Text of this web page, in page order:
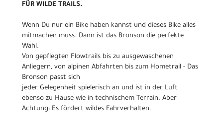
FÜR WILDE TRAILS.
Wenn Du nur ein Bike haben kannst und dieses Bike alles
mitmachen muss. Dann ist das Bronson die perfekte
Wahl.
Von gepflegten Flowtrails bis zu ausgewaschenen
Anliegern, von alpinen Abfahrten bis zum Hometrail - Das
Bronson passt sich
jeder Gelegenheit spielerisch an und ist in der Luft
ebenso zu Hause wie in technischem Terrain. Aber
Achtung: Es fördert wildes Fahrverhalten.